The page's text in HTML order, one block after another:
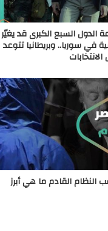
الدول السبع الكبرى قد يغيّر
في سوريا.. وبريطانيا تتوعد
النظام القادم ما هي أبرز